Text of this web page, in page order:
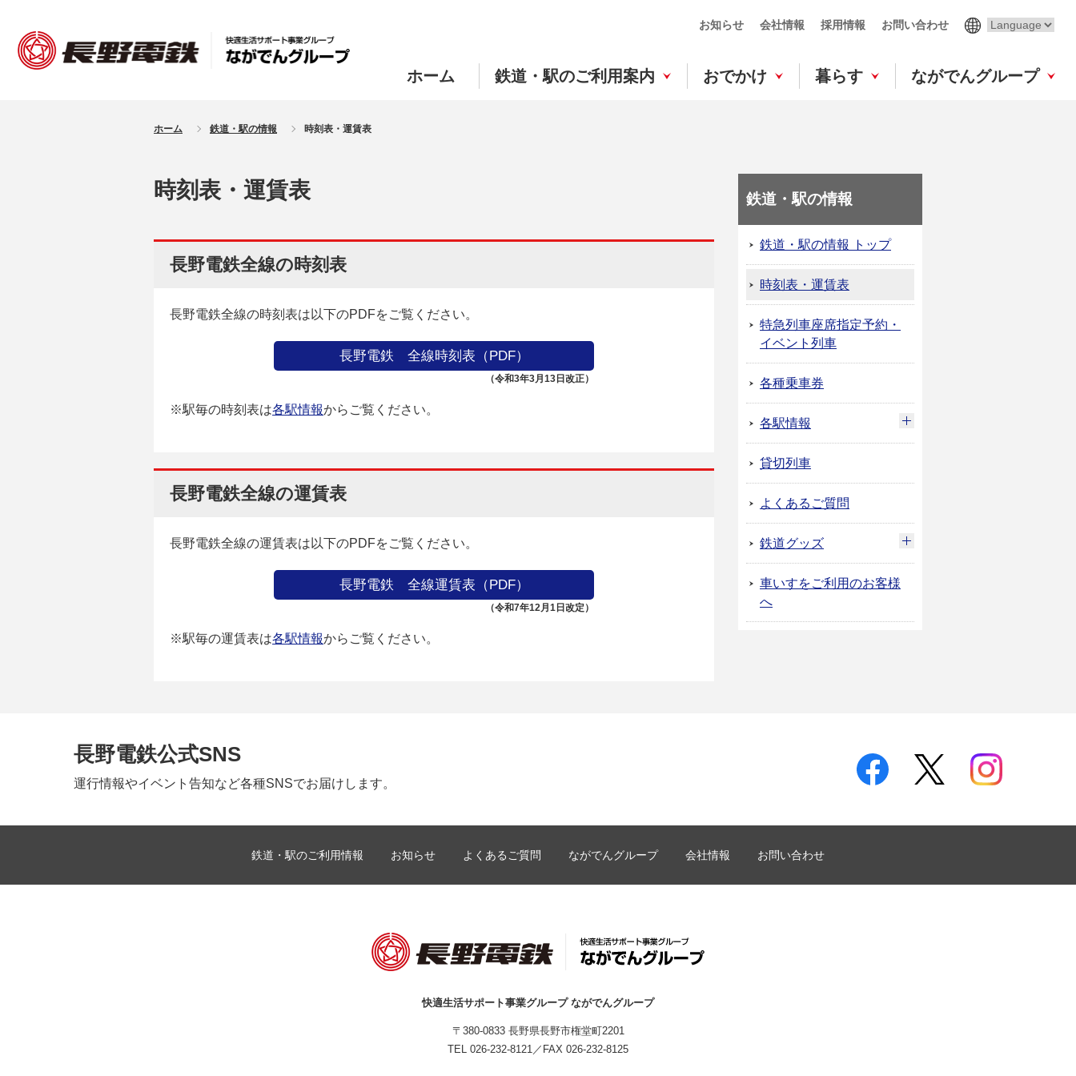
ホーム 鉄道・駅のご利用案内 おでかけ 暮らす ながでんグループ
お知らせ 会社情報 採用情報 お問い合わせ
ホーム 鉄道・駅の情報 時刻表・運賃表
時刻表・運賃表
長野電鉄全線の時刻表
長野電鉄全線の時刻表は以下のPDFをご覧ください。
長野電鉄 全線時刻表（PDF）
（令和3年3月13日改正）
※駅毎の時刻表は各駅情報からご覧ください。
長野電鉄全線の運賃表
長野電鉄全線の運賃表は以下のPDFをご覧ください。
長野電鉄 全線運賃表（PDF）
（令和7年12月1日改定）
※駅毎の運賃表は各駅情報からご覧ください。
鉄道・駅の情報
鉄道・駅の情報 トップ
時刻表・運賃表
特急列車座席指定予約・
イベント列車
各種乗車券
各駅情報
貸切列車
よくあるご質問
鉄道グッズ
車いすをご利用のお客様
へ
長野電鉄公式SNS
運行情報やイベント告知など各種SNSでお届けします。
鉄道・駅のご利用情報 お知らせ よくあるご質問 ながでんグループ 会社情報 お問い合わせ
快適生活サポート事業グループ ながでんグループ
〒380-0833 長野県長野市権堂町2201
TEL 026-232-8121／FAX 026-232-8125